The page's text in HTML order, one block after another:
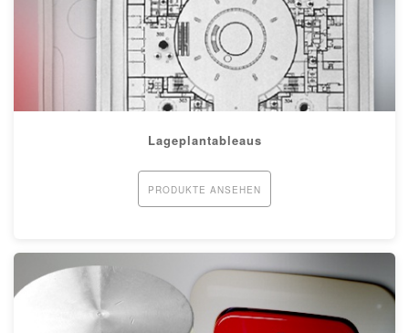
Lageplantableaus
PRODUKTE ANSEHEN